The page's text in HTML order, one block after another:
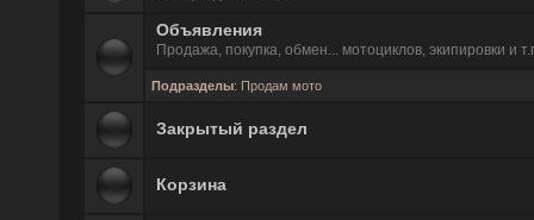
Объявления
Продажа, покупка, обмен... мотоциклов, экипировки и
Подразделы: Продам мото
Закрытый раздел
Корзина